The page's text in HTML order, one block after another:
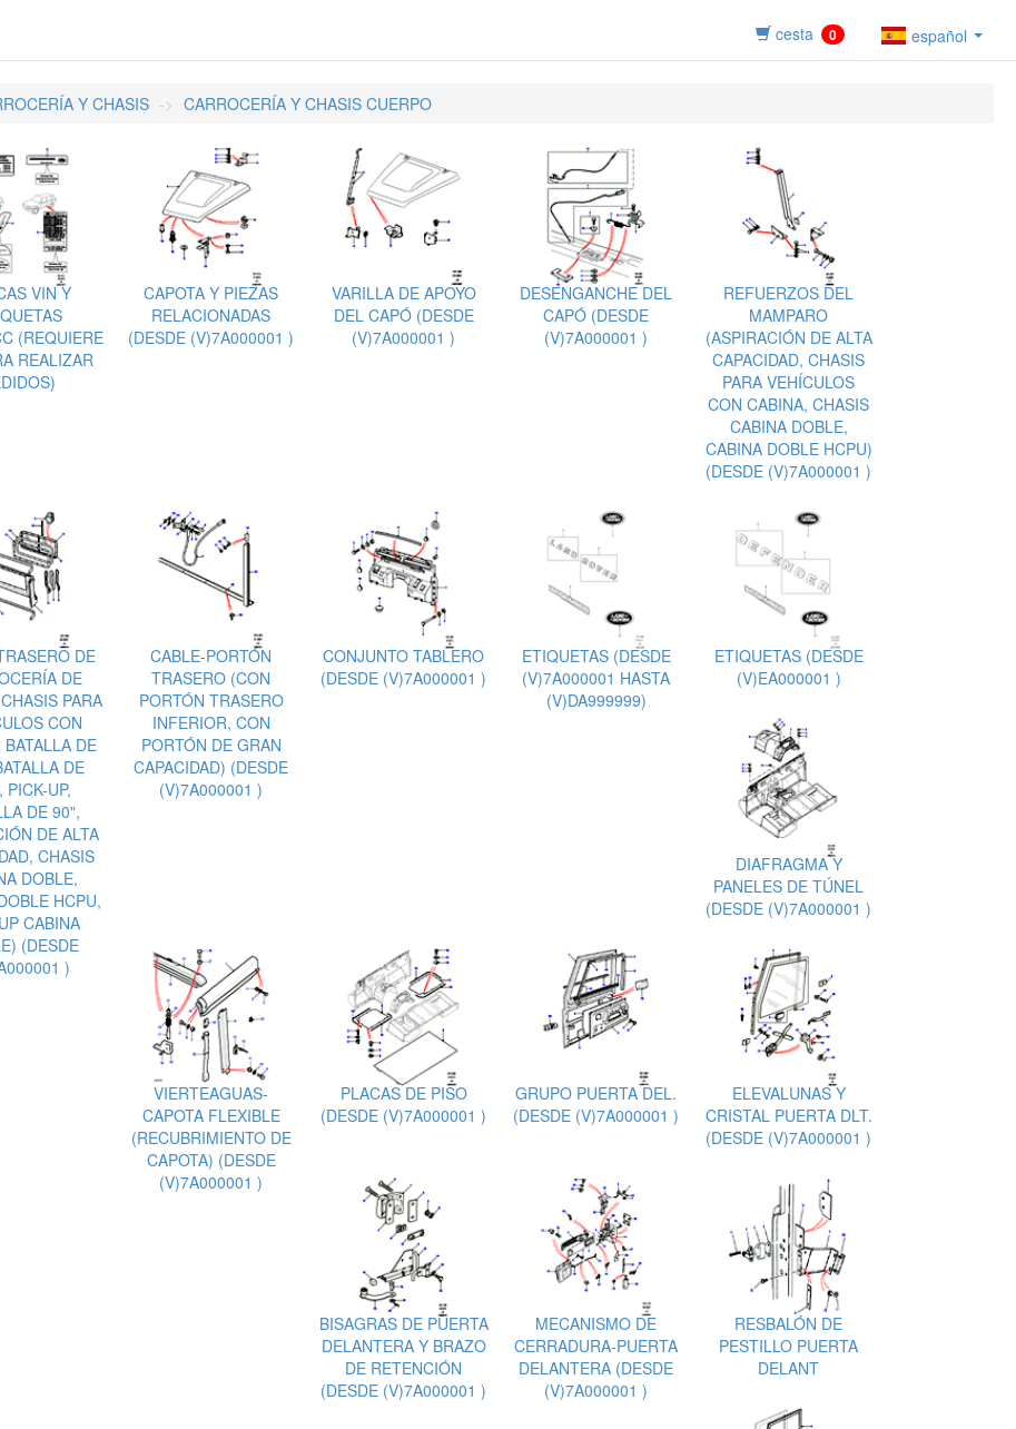
cesta 0 español
Y CHASIS CARROCERÍA Y CHASIS CUERPO
VIN Y
(REQUIERE
REALIZAR
CAPOTA Y PIEZAS
RELACIONADAS
(DESDE (V)7A000001 )
VARILLA DE APOYO
DEL CAPÓ (DESDE
(V)7A000001 )
DESENGANCHE DEL
CAPÓ (DESDE
(V)7A000001 )
REFUERZOS DEL
MAMPARO
(ASPIRACIÓN DE ALTA
CAPACIDAD, CHASIS
PARA VEHÍCULOS
CON CABINA, CHASIS
CABINA DOBLE,
CABINA DOBLE HCPU)
(DESDE (V)7A000001 )
DE
DE
PARA
CON
DE
DE
PICK-UP,
DE 90",
DE ALTA
CHASIS
DOBLE,
HCPU,
CABINA
(DESDE
)
CABLE-PORTÓN
TRASERO (CON
PORTÓN TRASERO
INFERIOR, CON
PORTÓN DE GRAN
CAPACIDAD) (DESDE
(V)7A000001 )
CONJUNTO TABLERO
(DESDE (V)7A000001 )
ETIQUETAS (DESDE
(V)7A000001 HASTA
(V)DA999999)
ETIQUETAS (DESDE
(V)EA000001 )
DIAFRAGMA Y
PANELES DE TÚNEL
(DESDE (V)7A000001 )
VIERTEAGUAS-
CAPOTA FLEXIBLE
(RECUBRIMIENTO DE
CAPOTA) (DESDE
(V)7A000001 )
PLACAS DE PISO
(DESDE (V)7A000001 )
GRUPO PUERTA DEL.
(DESDE (V)7A000001 )
ELEVALUNAS Y
CRISTAL PUERTA DLT.
(DESDE (V)7A000001 )
BISAGRAS DE PUERTA
DELANTERA Y BRAZO
DE RETENCIÓN
(DESDE (V)7A000001 )
MECANISMO DE
CERRADURA-PUERTA
DELANTERA (DESDE
(V)7A000001 )
RESBALÓN DE
PESTILLO PUERTA
DELANT